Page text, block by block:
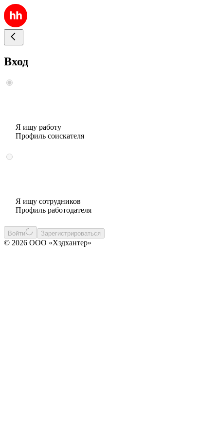
Вход
Я ищу работу
Профиль соискателя
Я ищу сотрудников
Профиль работодателя
Войти Зарегистрироваться
© 2026 ООО «Хэдхантер»